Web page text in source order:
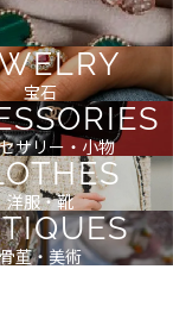
宝石
サリー・小物
洋服・靴
骨董・美術